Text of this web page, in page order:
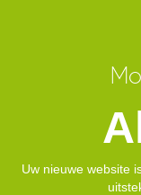
Uw nieuwe website